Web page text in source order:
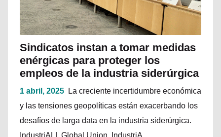
Sindicatos instan a tomar medidas
enérgicas para proteger los
empleos de la industria siderúrgica
1 abril, 2025
La creciente incertidumbre económica
y las tensiones geopolíticas están exacerbando los
desafíos de larga data en la industria siderúrgica.
IndustriALL Global Union, IndustriA...